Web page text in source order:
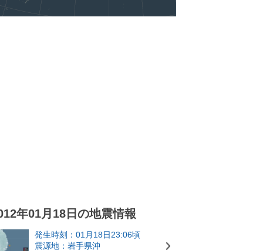
年01月18日の地震情報
発生時刻：01月18日23:06頃
震源地：岩手県沖